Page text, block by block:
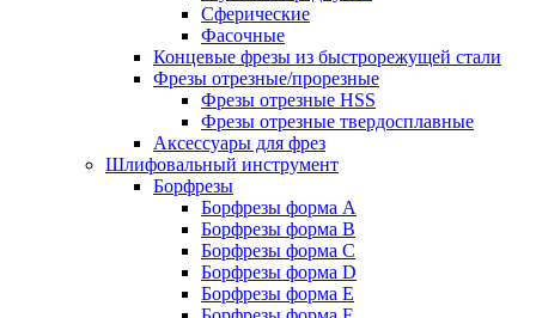
Сферические
Фасочные
Концевые фрезы из быстрорежущей стали
Фрезы отрезные/прорезные
Фрезы отрезные HSS
Фрезы отрезные твердосплавные
Аксессуары для фрез
Шлифовальный инструмент
Борфрезы
Борфрезы форма A
Борфрезы форма B
Борфрезы форма C
Борфрезы форма D
Борфрезы форма E